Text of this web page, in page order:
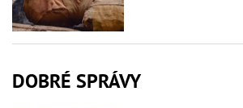
DOBRÉ SPRÁVY